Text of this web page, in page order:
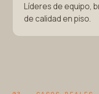
Líderes de equipo,
de calidad en piso.